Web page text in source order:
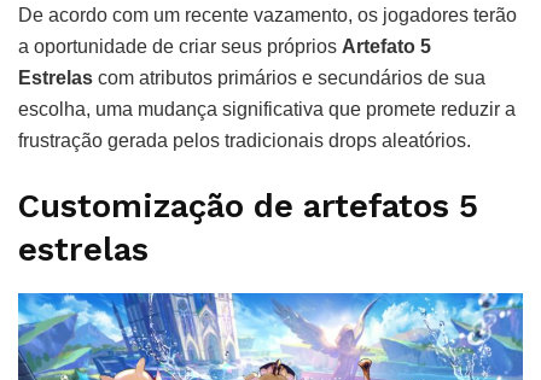
De acordo com um recente vazamento, os jogadores terão
a oportunidade de criar seus próprios Artefato 5
Estrelas com atributos primários e secundários de sua
escolha, uma mudança significativa que promete reduzir a
frustração gerada pelos tradicionais drops aleatórios.
Customização de artefatos 5
estrelas